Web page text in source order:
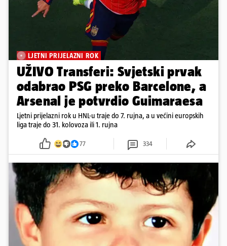
LJETNI PRIJELAZNI ROK
UŽIVO Transferi: Svjetski prvak
odabrao PSG preko Barcelone, a
Arsenal je potvrdio Guimaraesa
Ljetni prijelazni rok u HNL-u traje do 7. rujna, a u većini europskih
liga traje do 31. kolovoza ili 1. rujna
77 334